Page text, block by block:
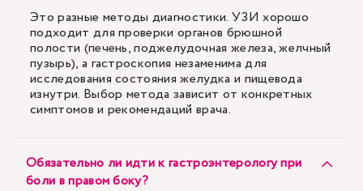
Это разные методы диагностики. УЗИ хорошо
подходит для проверки органов брюшной
полости (печень, поджелудочная железа, желчный
пузырь), а гастроскопия незаменима для
исследования состояния желудка и пищевода
изнутри. Выбор метода зависит от конкретных
симптомов и рекомендаций врача.
Обязательно ли идти к гастроэнтерологу при
боли в правом боку?